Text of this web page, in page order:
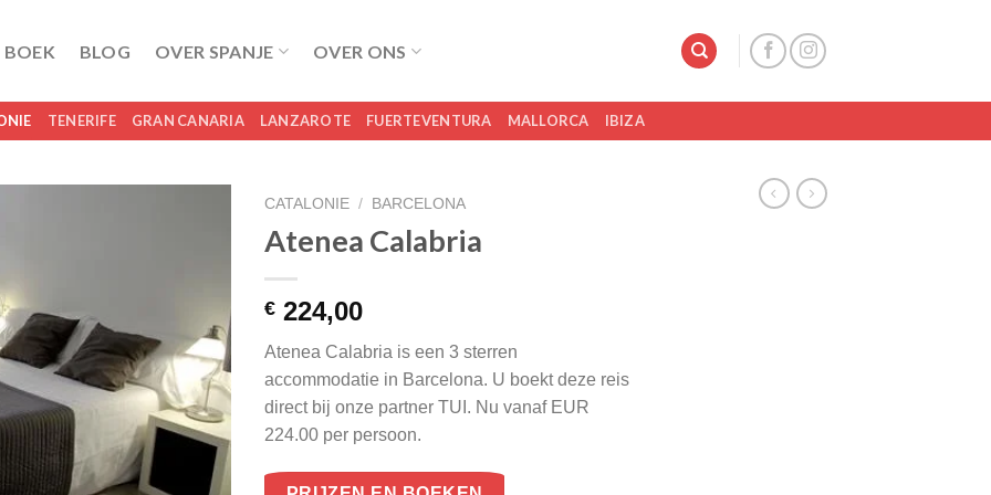
BOEK BLOG OVER SPANJE OVER ONS
TENERIFE GRAN CANARIA LANZAROTE FUERTEVENTURA MALLORCA IBIZA
CATALONIE / BARCELONA
Atenea Calabria
€ 224,00
Atenea Calabria is een 3 sterren
accommodatie in Barcelona. U boekt deze reis
direct bij onze partner TUI. Nu vanaf EUR
224.00 per persoon.